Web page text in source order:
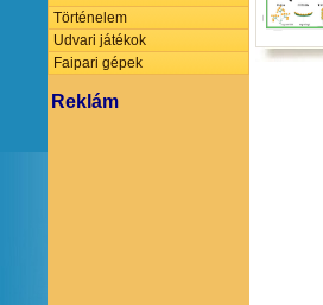
Történelem
Udvari játékok
Faipari gépek
Reklám